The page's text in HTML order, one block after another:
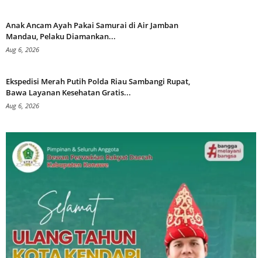
Anak Ancam Ayah Pakai Samurai di Air Jamban
Mandau, Pelaku Diamankan...
Aug 6, 2026
Ekspedisi Merah Putih Polda Riau Sambangi Rupat,
Bawa Layanan Kesehatan Gratis...
Aug 6, 2026